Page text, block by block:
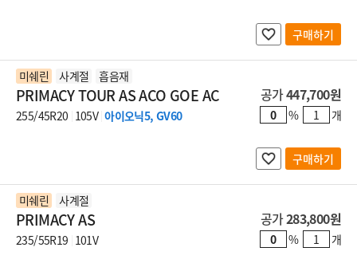
구매하기
미쉐린 사계절 흡음재
PRIMACY TOUR AS ACO GOE AC
255/45R20 105V 아이오닉5, GV60
공가447,700원
% 개
구매하기
미쉐린 사계절
PRIMACY AS
235/55R19 101V
공가283,800원
% 개